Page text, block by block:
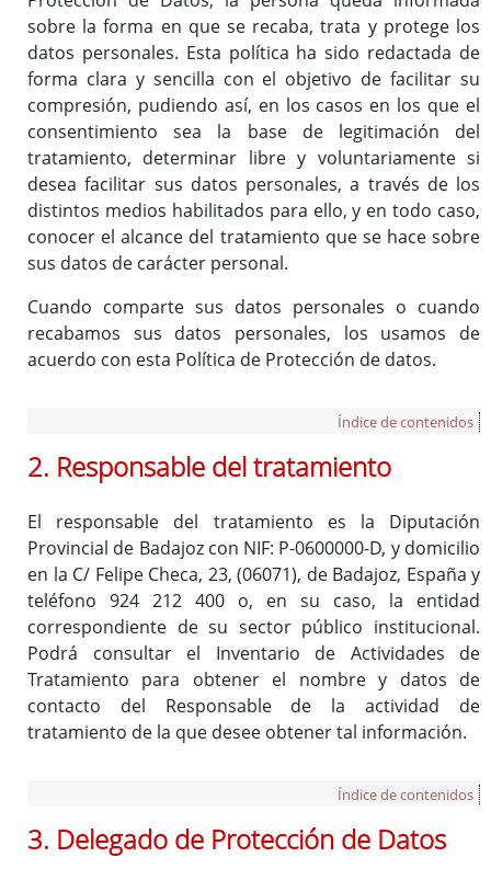
sobre la forma en que se recaba, trata y protege los
datos personales. Esta política ha sido redactada de
forma clara y sencilla con el objetivo de facilitar su
compresión, pudiendo así, en los casos en los que el
consentimiento sea la base de legitimación del
tratamiento, determinar libre y voluntariamente si
desea facilitar sus datos personales, a través de los
distintos medios habilitados para ello, y en todo caso,
conocer el alcance del tratamiento que se hace sobre
sus datos de carácter personal.
Cuando comparte sus datos personales o cuando
recabamos sus datos personales, los usamos de
acuerdo con esta Política de Protección de datos.
Índice de contenidos
2. Responsable del tratamiento
El responsable del tratamiento es la Diputación
Provincial de Badajoz con NIF: P-0600000-D, y domicilio
en la C/ Felipe Checa, 23, (06071), de Badajoz, España y
teléfono 924 212 400 o, en su caso, la entidad
correspondiente de su sector público institucional.
Podrá consultar el Inventario de Actividades de
Tratamiento para obtener el nombre y datos de
contacto del Responsable de la actividad de
tratamiento de la que desee obtener tal información.
Índice de contenidos
3. Delegado de Protección de Datos